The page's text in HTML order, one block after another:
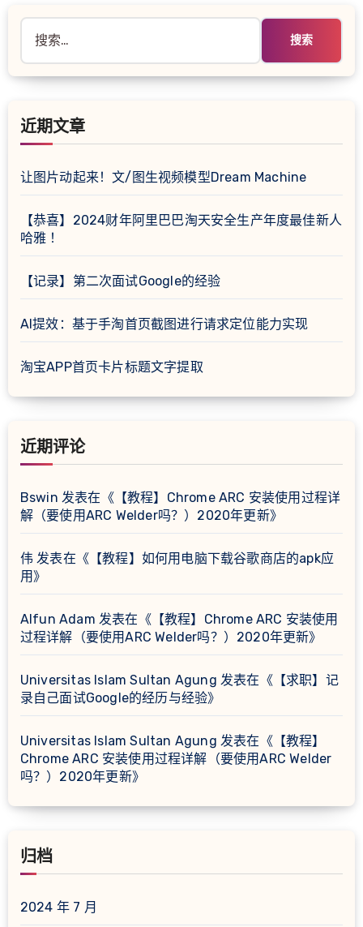
索：
近期文章
让图片动起来！文/图生视频模型Dream Machine
【恭喜】2024财年阿里巴巴淘天安全生产年度最佳新人
哈雅 ！
【记录】第二次面试Google的经验
AI提效：基于手淘首页截图进行请求定位能力实现
淘宝APP首页卡片标题文字提取
近期评论
Bswin 发表在《 【教程】Chrome ARC 安装使用过程详
解（要使用ARC Welder吗？）2020年更新》
伟 发表在《 【教程】如何用电脑下载谷歌商店的apk应
用 》
Alfun Adam 发表在《 【教程】Chrome ARC 安装使用
过程详解（要使用ARC Welder吗？）2020年更新》
Universitas Islam Sultan Agung 发表在《 【求职】记
录自己面试Google的经历与经验》
Universitas Islam Sultan Agung 发表在《 【教程】
Chrome ARC 安装使用过程详解（要使用ARC Welder
吗？）2020年更新》
归档
2024 年 7 月